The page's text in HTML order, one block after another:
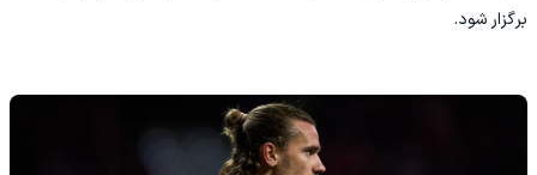
برگزار شود.